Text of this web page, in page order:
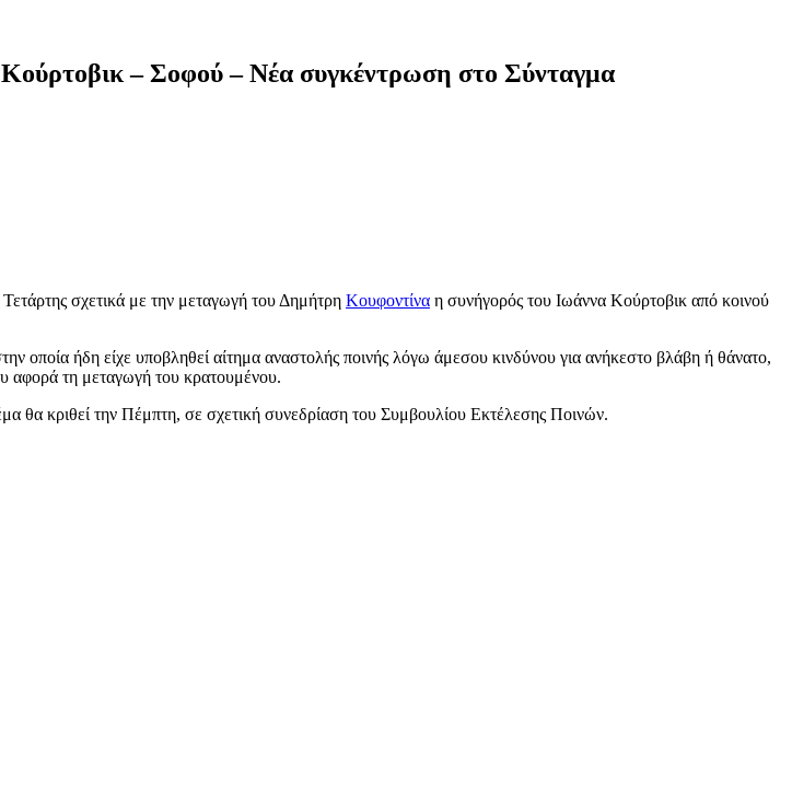
– Σοφού – Νέα συγκέντρωση στο Σύνταγμα
σχετικά με την μεταγωγή του Δημήτρη Κουφοντίνα η συνήγορός του Ιωάννα Κούρτοβικ από κοινού
ήδη είχε υποβληθεί αίτημα αναστολής ποινής λόγω άμεσου κινδύνου για ανήκεστο βλάβη ή θάνατο,
αφορά τη μεταγωγή του κρατουμένου.
θα κριθεί την Πέμπτη, σε σχετική συνεδρίαση του Συμβουλίου Εκτέλεσης Ποινών.